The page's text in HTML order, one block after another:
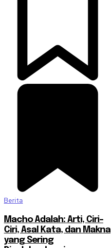
Berita
Macho Adalah: Arti, Ciri-
Ciri, Asal Kata, dan Makna
yang Sering